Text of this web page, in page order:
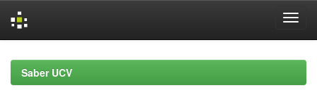
navigationSaber UCV